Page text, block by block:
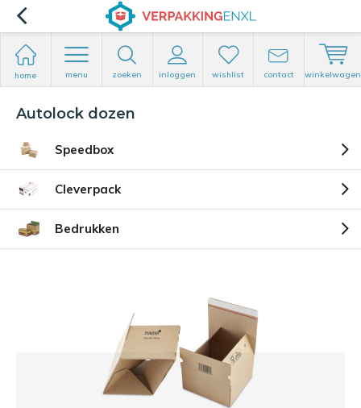
home menu zoeken inloggen wishlist contact winkelwagen
Autolock dozen
Speedbox
Cleverpack
Bedrukken